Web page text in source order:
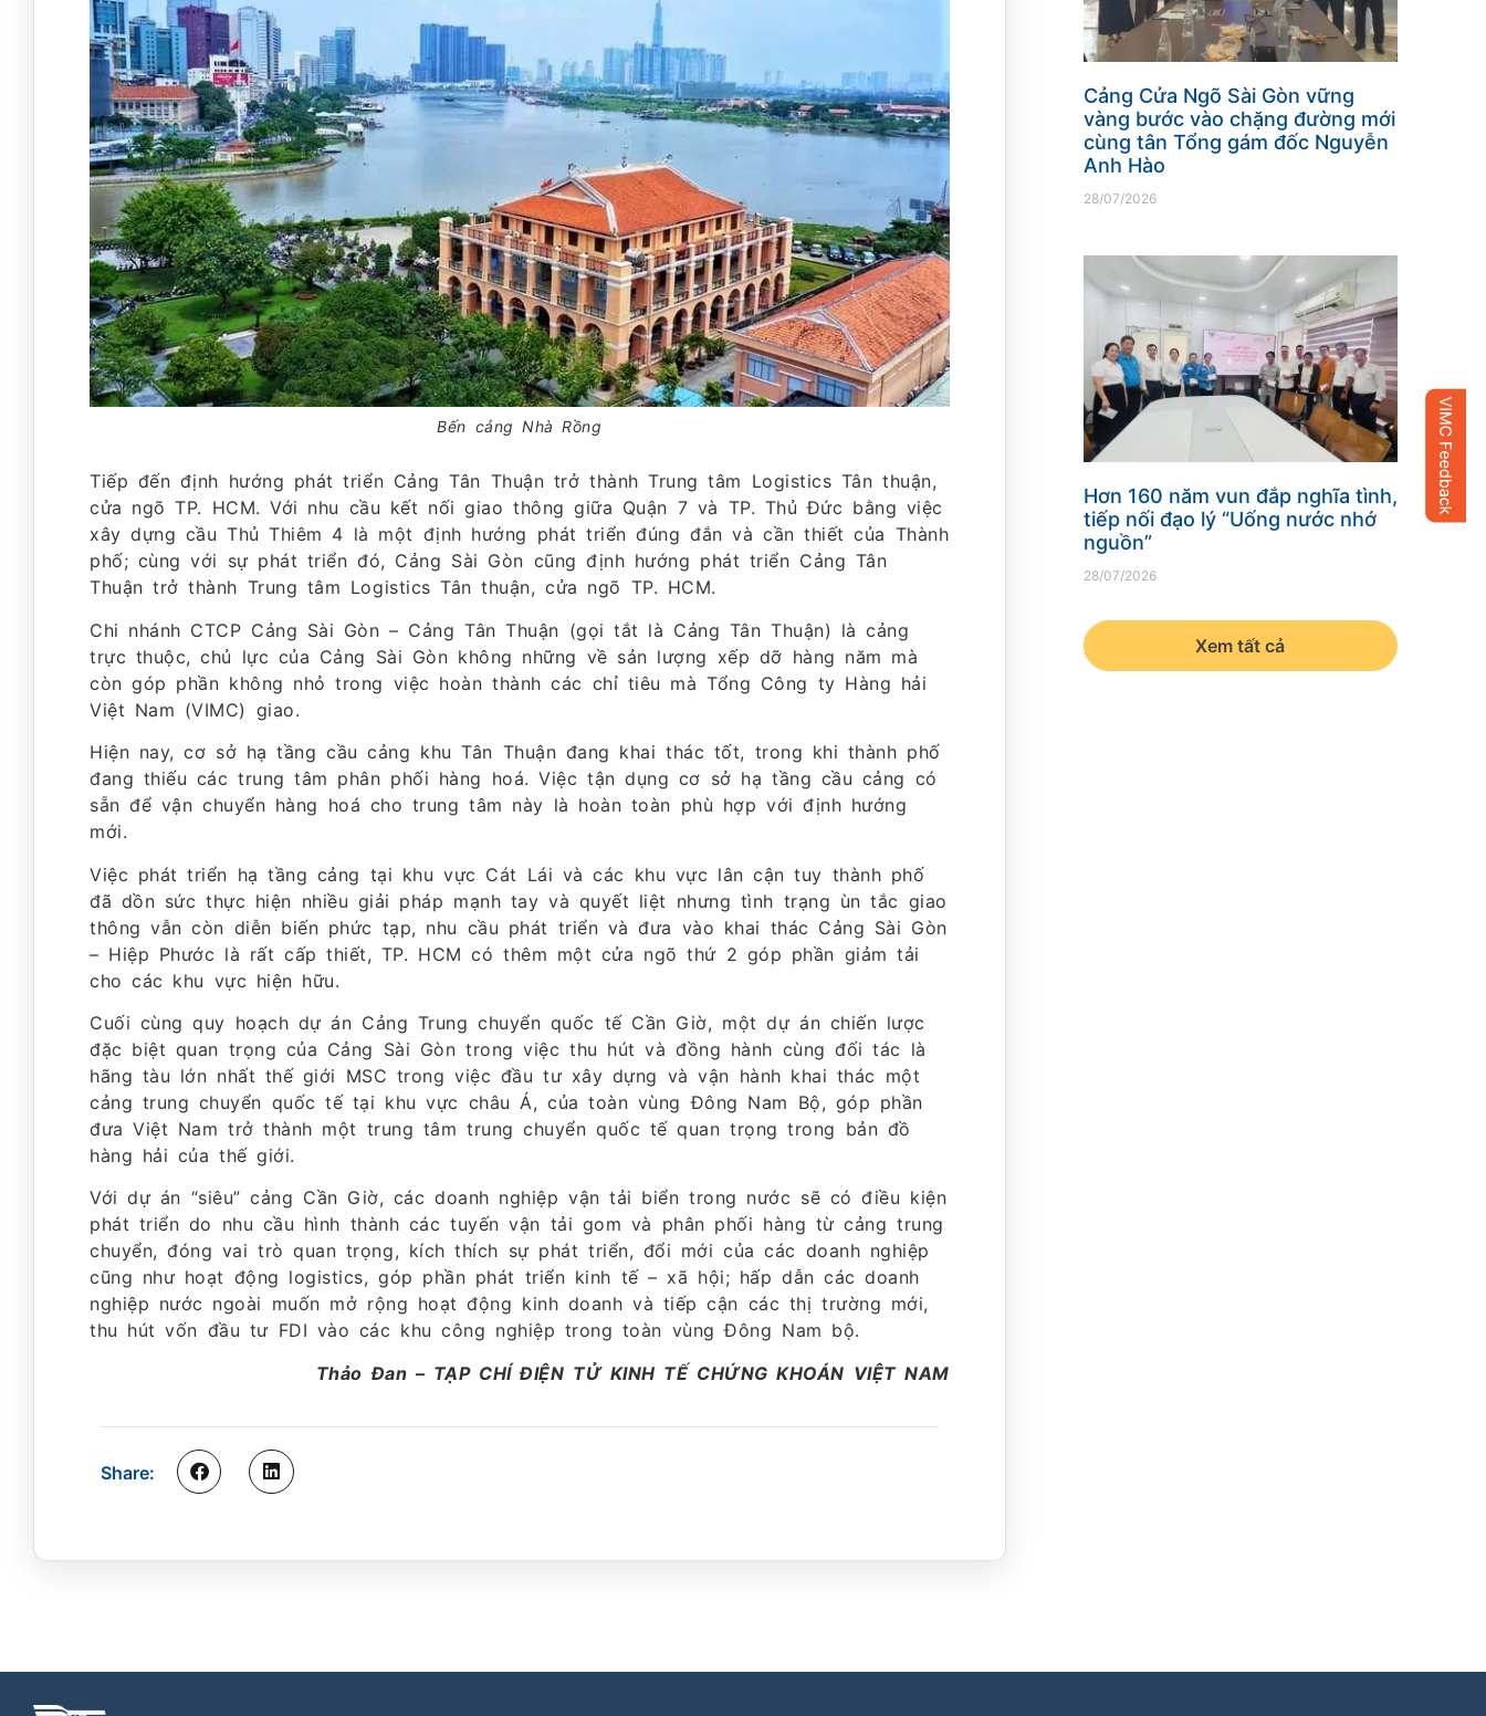
Bến cảng Nhà Rồng
Tiếp đến định hướng phát triển Cảng Tân Thuận trở thành Trung tâm Logistics Tân thuận,
cửa ngõ TP. HCM. Với nhu cầu kết nối giao thông giữa Quận 7 và TP. Thủ Đức bằng việc
xây dựng cầu Thủ Thiêm 4 là một định hướng phát triển đúng đắn và cần thiết của Thành
phố; cùng với sự phát triển đó, Cảng Sài Gòn cũng định hướng phát triển Cảng Tân
Thuận trở thành Trung tâm Logistics Tân thuận, cửa ngõ TP. HCM.
Chi nhánh CTCP Cảng Sài Gòn – Cảng Tân Thuận (gọi tắt là Cảng Tân Thuận) là cảng
trực thuộc, chủ lực của Cảng Sài Gòn không những về sản lượng xếp dỡ hàng năm mà
còn góp phần không nhỏ trong việc hoàn thành các chỉ tiêu mà Tổng Công ty Hàng hải
Việt Nam (VIMC) giao.
Hiện nay, cơ sở hạ tầng cầu cảng khu Tân Thuận đang khai thác tốt, trong khi thành phố
đang thiếu các trung tâm phân phối hàng hoá. Việc tận dụng cơ sở hạ tầng cầu cảng có
sẵn để vận chuyển hàng hoá cho trung tâm này là hoàn toàn phù hợp với định hướng
mới.
Việc phát triển hạ tầng cảng tại khu vực Cát Lái và các khu vực lân cận tuy thành phố
đã dồn sức thực hiện nhiều giải pháp mạnh tay và quyết liệt nhưng tình trạng ùn tắc giao
thông vẫn còn diễn biến phức tạp, nhu cầu phát triển và đưa vào khai thác Cảng Sài Gòn
– Hiệp Phước là rất cấp thiết, TP. HCM có thêm một cửa ngõ thứ 2 góp phần giảm tải
cho các khu vực hiện hữu.
Cuối cùng quy hoạch dự án Cảng Trung chuyển quốc tế Cần Giờ, một dự án chiến lược
đặc biệt quan trọng của Cảng Sài Gòn trong việc thu hút và đồng hành cùng đối tác là
hãng tàu lớn nhất thế giới MSC trong việc đầu tư xây dựng và vận hành khai thác một
cảng trung chuyển quốc tế tại khu vực châu Á, của toàn vùng Đông Nam Bộ, góp phần
đưa Việt Nam trở thành một trung tâm trung chuyển quốc tế quan trọng trong bản đồ
hàng hải của thế giới.
Với dự án “siêu” cảng Cần Giờ, các doanh nghiệp vận tải biển trong nước sẽ có điều kiện
phát triển do nhu cầu hình thành các tuyến vận tải gom và phân phối hàng từ cảng trung
chuyển, đóng vai trò quan trọng, kích thích sự phát triển, đổi mới của các doanh nghiệp
cũng như hoạt động logistics, góp phần phát triển kinh tế – xã hội; hấp dẫn các doanh
nghiệp nước ngoài muốn mở rộng hoạt động kinh doanh và tiếp cận các thị trường mới,
thu hút vốn đầu tư FDI vào các khu công nghiệp trong toàn vùng Đông Nam bộ.
Thảo Đan – TẠP CHÍ ĐIỆN TỬ KINH TẾ CHỨNG KHOÁN VIỆT NAM
Share:
Cảng Cửa Ngõ Sài Gòn vững
vàng bước vào chặng đường mới
cùng tân Tổng gám đốc Nguyễn
Anh Hào
28/07/2026
Hơn 160 năm vun đắp nghĩa tình,
tiếp nối đạo lý “Uống nước nhớ
nguồn”
28/07/2026
Xem tất cả